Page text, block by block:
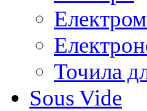
Точила
Sous Vide